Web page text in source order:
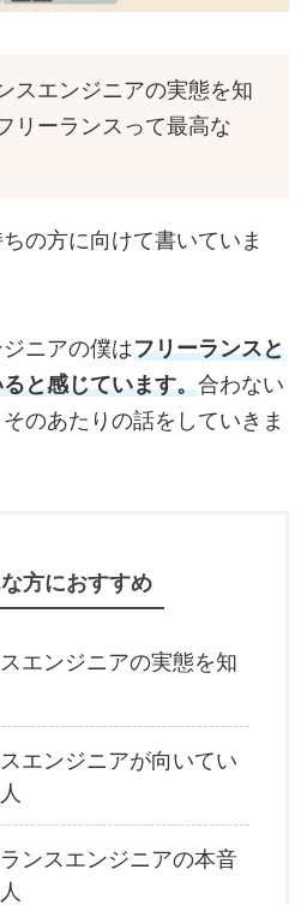
スエンジニアの実態を知
リーランスって最高な
の方に向けて書いていま
ニアの僕はフリーランスと
と感じています。合わない
のあたりの話をしていきま
方におすすめ
エンジニアの実態を知
エンジニアが向いてい
ンスエンジニアの本音